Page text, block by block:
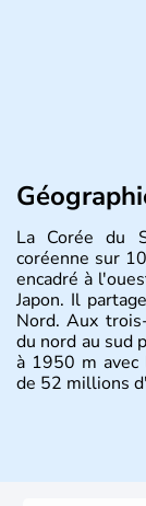
La Corée du
coréenne sur
encadré à
Japon. Il
Nord. Aux
du nord au sud
à 1950 m avec
de 52 millions
Histoire